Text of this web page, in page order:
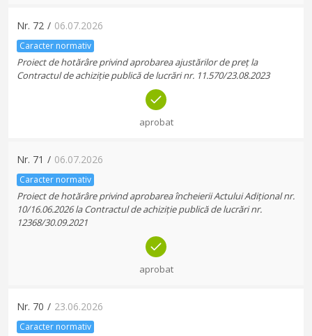
Nr. 72 / 06.07.2026
Caracter normativ
Proiect de hotărâre privind aprobarea ajustărilor de preț la
Contractul de achiziție publică de lucrări nr. 11.570/23.08.2023
aprobat
Nr. 71 / 06.07.2026
Caracter normativ
Proiect de hotărâre privind aprobarea încheierii Actului Adițional nr.
10/16.06.2026 la Contractul de achiziție publică de lucrări nr.
12368/30.09.2021
aprobat
Nr. 70 / 23.06.2026
Caracter normativ